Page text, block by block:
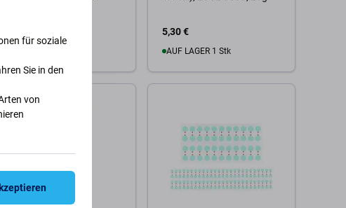
5,30 €
AUF LAGER 1 Stk
für soziale
Sie in den
von